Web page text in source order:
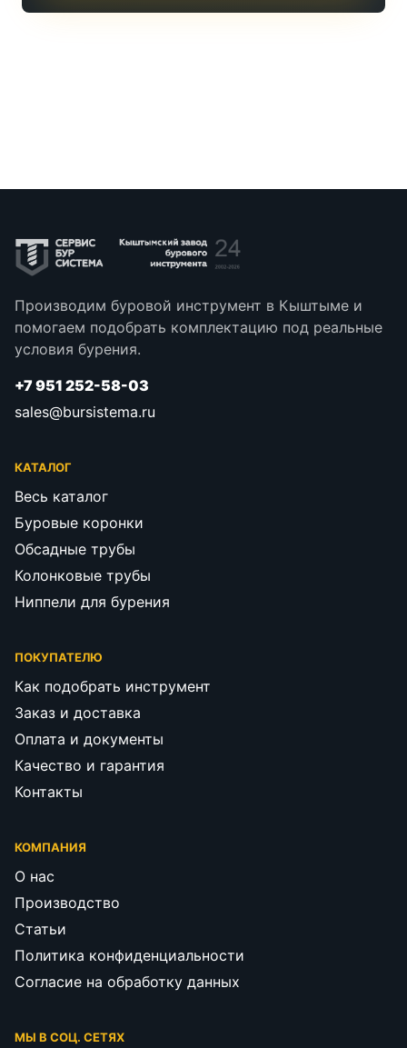
Производим буровой инструмент в Кыштыме и
помогаем подобрать комплектацию под реальные
условия бурения.
+7 951 252-58-03
sales@bursistema.ru
КАТАЛОГ
Весь каталог
Буровые коронки
Обсадные трубы
Колонковые трубы
Ниппели для бурения
ПОКУПАТЕЛЮ
Как подобрать инструмент
Заказ и доставка
Оплата и документы
Качество и гарантия
Контакты
КОМПАНИЯ
О нас
Производство
Статьи
Политика конфиденциальности
Согласие на обработку данных
МЫ В СОЦ. СЕТЯХ